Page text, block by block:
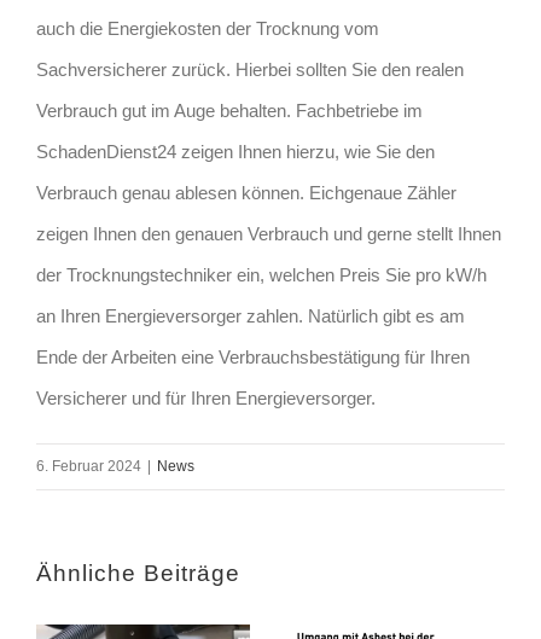
auch die Energiekosten der Trocknung vom
Sachversicherer zurück. Hierbei sollten Sie den realen
Verbrauch gut im Auge behalten. Fachbetriebe im
SchadenDienst24 zeigen Ihnen hierzu, wie Sie den
Verbrauch genau ablesen können. Eichgenaue Zähler
zeigen Ihnen den genauen Verbrauch und gerne stellt Ihnen
der Trocknungstechniker ein, welchen Preis Sie pro kW/h
an Ihren Energieversorger zahlen. Natürlich gibt es am
Ende der Arbeiten eine Verbrauchsbestätigung für Ihren
Versicherer und für Ihren Energieversorger.
6. Februar 2024 | News
Ähnliche Beiträge